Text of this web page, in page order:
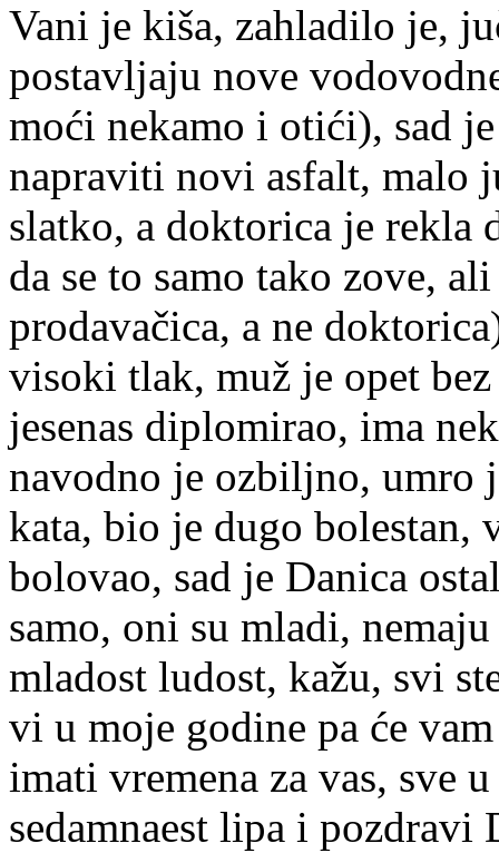
Vani je kiša, zahladilo je,
postavljaju nove
moći nekamo i otići), sad
napraviti novi asfalt, malo
slatko, a doktorica je rekla
da se to samo tako zove,
prodavačica, a ne
visoki tlak, muž je opet
jesenas diplomirao, ima
navodno je ozbiljno, umro
kata, bio je dugo bolestan,
bolovao, sad je Danica
samo, oni su mladi,
mladost ludost, kažu, svi
vi u moje godine pa će
imati vremena za vas, sve
sedamnaest lipa i pozdravi